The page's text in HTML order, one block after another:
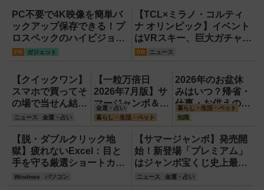
PC不要で4K映像を簡単バ
ックアップ保存できる！プ
ロスペックのハイビジョン
レコーダー『HVE705-
PR ガジェット
【TCL×ミラノ・コルティ
ナ オリンピック】イベント
はVRスキー、巨大ガチャな
どのイマーシブ体験が目白
PR ニュース
【クイックワン】
スマホで買ってそ
の場で当せん結果
がわかるネット専
用宝くじのしくみ
と買い方
ニュース 金運・占い
【一粒万倍日
2026年7月版】サ
マージャンボ＆財
布の新調に最適な
開運日は？
金運・占い
暮らし・生活・ペット
2026年のお盆休
みはいつ？帰省・
仕事・お供えの基
本とマナーをわか
りやすく解説
暮らし・生活・ペット
知識
【脱・ダブルクリック地
獄】疲れないExcel：目と
手を守る厳選ショートカッ
ト7選【Windows】
Windows パソコン
【サマージャンボ】発売開
始！新登場「プレミアム」
はジャンボ宝くじ史上最高
額の12億円！
ニュース 金運・占い